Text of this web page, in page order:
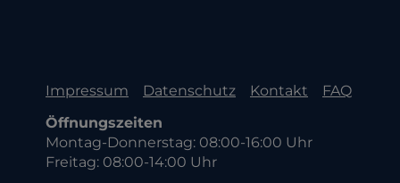
Impressum Datenschutz Kontakt
FAQ
Öffnungszeiten
Montag-Donnerstag: 08:00-16:00 Uhr
Freitag: 08:00-14:00 Uhr